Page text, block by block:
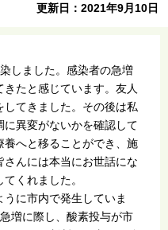
更新日：2021年9月10日
しました。感染者の急増
たと感じています。友人
てきました。その後は私
異変がないかを確認して
養へと移ることができ、施
んには本当にお世話にな
くれました。
に市内で発生していま
増に際し、酸素投与が市